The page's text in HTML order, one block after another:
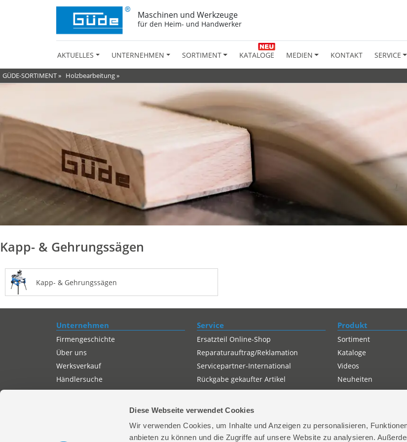
Diese Webseite verwendet Cookies
Wir verwenden Cookies, um Inhalte und Anzeigen zu personalisieren,
anbieten zu können und die Zugriffe auf unsere Website zu analysieren.
Maschinen und Werkzeuge
für den Heim- und Handwerker
AKTUELLES UNTERNEHMEN SORTIMENT KATALOGE MEDIEN KONTAKT SERVICE
GÜDE-SORTIMENT» Holzbearbeitung»
Kapp- & Gehrungssägen
Kapp- & Gehrungssägen
Unternehmen
Firmengeschichte
Über uns
Werksverkauf
Händlersuche
Servicepartner-International
Autorisierter Internetpartner
Service
Ersatzteil Online-Shop
Reparaturauftrag/Reklamation
Servicepartner-International
Rückgabe gekaufter Artikel
Produkt
Sortiment
Kataloge
Videos
Neuheiten